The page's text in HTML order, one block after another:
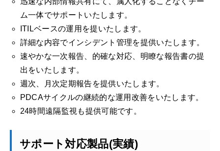
ム一体でサポートいたします。
ITILベースの運用を提いたします。
詳細な内容でインシデント管理を提供いたします。
速やかな一次報告、的確な対応、明瞭な報告書の提
出をいたします。
週次、月次定期報告を提供いたします。
PDCAサイクルの継続的な運用改善をいたします。
24時間遠隔監視も提供可能です。
サポート対応製品(実績)